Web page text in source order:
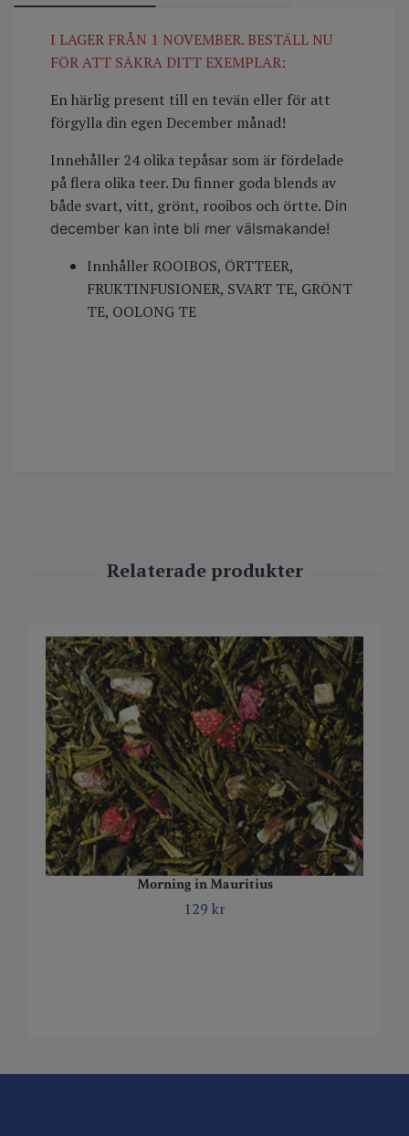
I LAGER FRÅN 1 NOVEMBER. BESTÄLL NU
FÖR ATT SÄKRA DITT EXEMPLAR:
En härlig present till en tevän eller för att
förgylla din egen December månad!
Innehåller 24 olika tepåsar som är fördelade
på flera olika teer. Du finner goda blends av
både svart, vitt, grönt, rooibos och örtte. Din
december kan inte bli mer välsmakande!
Innhåller ROOIBOS, ÖRTTEER,
FRUKTINFUSIONER, SVART TE, GRÖNT
TE, OOLONG TE
Morning in Mauritius
129 kr